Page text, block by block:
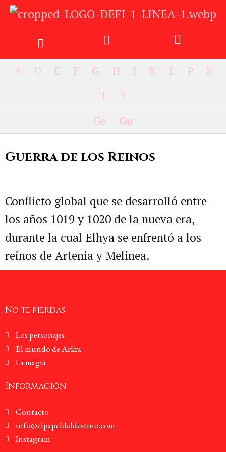
A D E F G H I K L P
S
T
Y
Gé
Gu
Guerra de los Reinos
Conflicto global que se desarrolló entre
los años 1019 y 1020 de la nueva era,
durante la cual Elhya se enfrentó a los
reinos de Artenia y Melinea.
No te pierdas
Los personajes
El mundo de Arkra
La magia
Información
Contacto
info@elpapeldeldestino.com
Instagram